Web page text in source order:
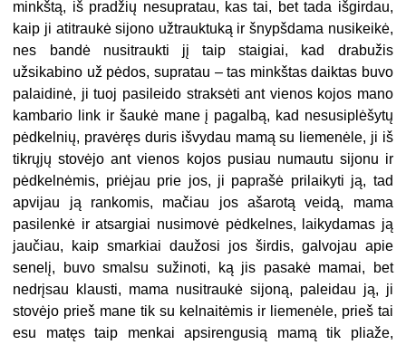
minkštą, iš pradžių nesupratau, kas tai, bet tada išgirdau,
kaip ji atitraukė sijono užtrauktuką ir šnypšdama nusikeikė,
nes bandė nusitraukti jį taip staigiai, kad drabužis
užsikabino už pėdos, supratau – tas minkštas daiktas buvo
palaidinė, ji tuoj pasileido straksėti ant vienos kojos mano
kambario link ir šaukė mane į pagalbą, kad nesusiplėšytų
pėdkelnių, pravėręs duris išvydau mamą su liemenėle, ji iš
tikrųjų stovėjo ant vienos kojos pusiau numautu sijonu ir
pėdkelnėmis, priėjau prie jos, ji paprašė prilaikyti ją, tad
apvijau ją rankomis, mačiau jos ašarotą veidą, mama
pasilenkė ir atsargiai nusimovė pėdkelnes, laikydamas ją
jaučiau, kaip smarkiai daužosi jos širdis, galvojau apie
senelį, buvo smalsu sužinoti, ką jis pasakė mamai, bet
nedrįsau klausti, mama nusitraukė sijoną, paleidau ją, ji
stovėjo prieš mane tik su kelnaitėmis ir liemenėle, prieš tai
esu matęs taip menkai apsirengusią mamą tik pliaže,